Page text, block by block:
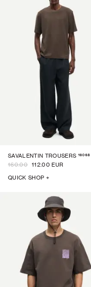
SAVALENTIN TROUSERS 16068
160.00 112.00 EUR
QUICK SHOP +